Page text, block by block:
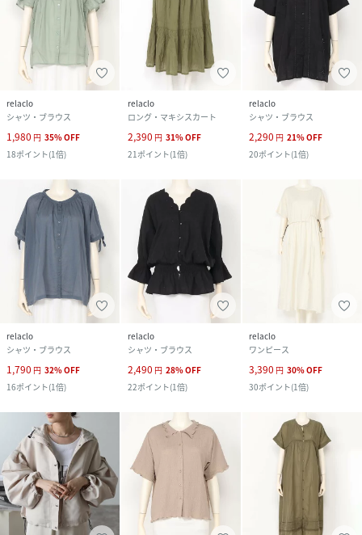
relaclo
シャツ・ブラウス
1,980 円 35%OFF
18ポイント(1倍)
relaclo
ロング・マキシスカート
2,390 円 31%OFF
21 ポイント(1倍)
relaclo
シャツ・ブラウス
2,290 円 21%OFF
20ポイント(1倍)
relaclo
シャツ・ブラウス
1,790 円 32%OFF
16ポイント(1倍)
relaclo
シャツ・ブラウス
2,490 円 28%OFF
22ポイント(1倍)
relaclo
ワンピース
3,390 円 30%OFF
30ポイント(1倍)